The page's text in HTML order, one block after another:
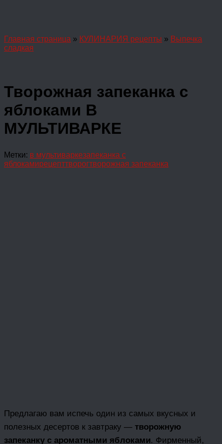
Главная страница » КУЛИНАРИЯ рецепты » Выпечка
сладкая
Творожная запеканка с
яблоками В
МУЛЬТИВАРКЕ
Метки: в мультиваркезапеканка с
яблокамирецепттворогтворожная запеканка
Предлагаю вам испечь один из самых вкусных и
полезных десертов к завтраку — творожную
запеканку с ароматными яблоками. Фирменный,